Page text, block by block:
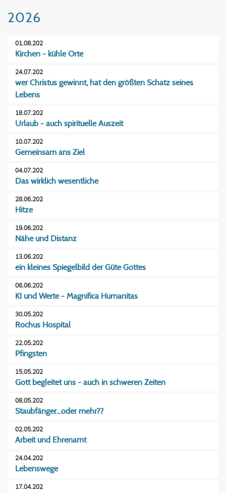
2026
01.08.202
Kirchen - kühle Orte
24.07.202
wer Christus gewinnt, hat den größten Schatz seines
Lebens
18.07.202
Urlaub - auch spirituelle Auszeit
10.07.202
Gemeinsam ans Ziel
04.07.202
Das wirklich wesentliche
28.06.202
Hitze
19.06.202
Nähe und Distanz
13.06.202
ein kleines Spiegelbild der Güte Gottes
06.06.202
KI und Werte - Magnifica Humanitas
30.05.202
Rochus Hospital
22.05.202
Pfingsten
15.05.202
Gott begleitet uns - auch in schweren Zeiten
08.05.202
Staubfänger...oder mehr??
02.05.202
Arbeit und Ehrenamt
24.04.202
Lebenswege
17.04.202